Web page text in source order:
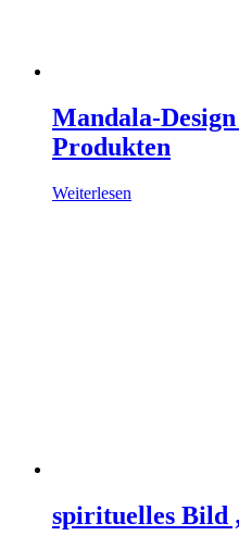
Mandala-
Produkten
Weiterlesen
spirituelles Bild